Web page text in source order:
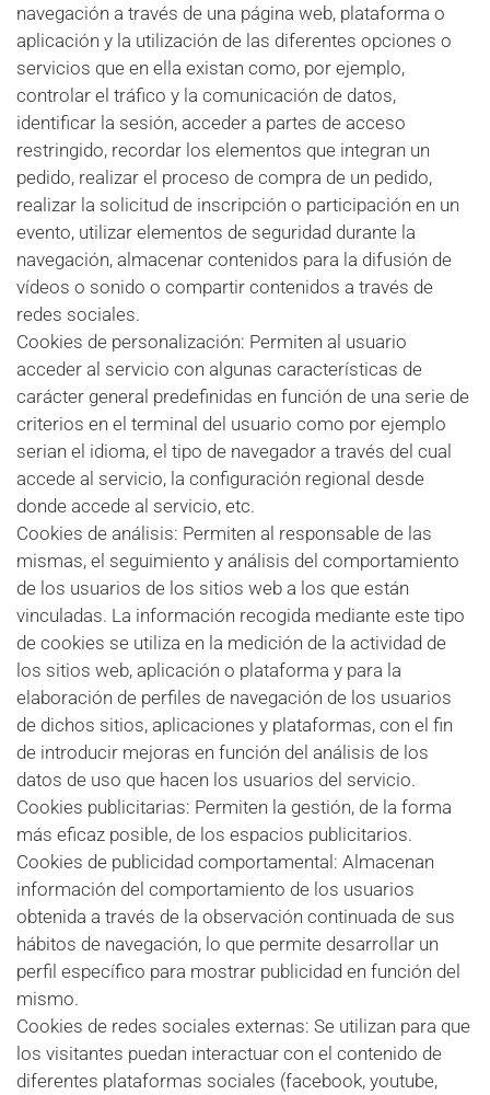
navegación a través de una página web, plataforma o
aplicación y la utilización de las diferentes opciones o
servicios que en ella existan como, por ejemplo,
controlar el tráfico y la comunicación de datos,
identificar la sesión, acceder a partes de acceso
restringido, recordar los elementos que integran un
pedido, realizar el proceso de compra de un pedido,
realizar la solicitud de inscripción o participación en un
evento, utilizar elementos de seguridad durante la
navegación, almacenar contenidos para la difusión de
vídeos o sonido o compartir contenidos a través de
redes sociales.
Cookies de personalización: Permiten al usuario
acceder al servicio con algunas características de
carácter general predefinidas en función de una serie de
criterios en el terminal del usuario como por ejemplo
serian el idioma, el tipo de navegador a través del cual
accede al servicio, la configuración regional desde
donde accede al servicio, etc.
Cookies de análisis: Permiten al responsable de las
mismas, el seguimiento y análisis del comportamiento
de los usuarios de los sitios web a los que están
vinculadas. La información recogida mediante este tipo
de cookies se utiliza en la medición de la actividad de
los sitios web, aplicación o plataforma y para la
elaboración de perfiles de navegación de los usuarios
de dichos sitios, aplicaciones y plataformas, con el fin
de introducir mejoras en función del análisis de los
datos de uso que hacen los usuarios del servicio.
Cookies publicitarias: Permiten la gestión, de la forma
más eficaz posible, de los espacios publicitarios.
Cookies de publicidad comportamental: Almacenan
información del comportamiento de los usuarios
obtenida a través de la observación continuada de sus
hábitos de navegación, lo que permite desarrollar un
perfil específico para mostrar publicidad en función del
mismo.
Cookies de redes sociales externas: Se utilizan para que
los visitantes puedan interactuar con el contenido de
diferentes plataformas sociales (facebook, youtube,